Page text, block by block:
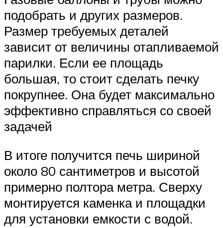
подобрать и других размеров.
Размер требуемых деталей
зависит от величины отапливаемой
парилки. Если ее площадь
большая, то стоит сделать печку
покрупнее. Она будет максимально
эффективно справляться со своей
задачей
В итоге получится печь шириной
около 80 сантиметров и высотой
примерно полтора метра. Сверху
монтируется каменка и площадки
для установки емкости с водой.